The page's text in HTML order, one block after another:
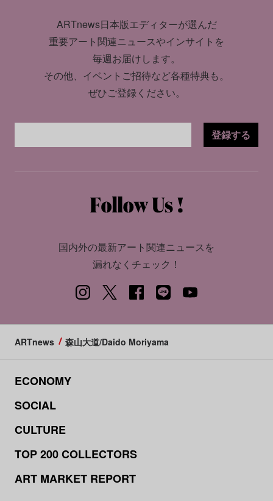
ARTnews日本版エディターが選んだ
重要アート関連ニュースやインサイトを
毎週お届けします。
その他、イベントご招待など各種特典も。
ぜひご登録ください。
登録する
国内外の最新アート関連ニュースを
漏れなくチェック！
ARTnews 森山大道/Daido Moriyama
ECONOMY
SOCIAL
CULTURE
TOP 200 COLLECTORS
ART MARKET REPORT